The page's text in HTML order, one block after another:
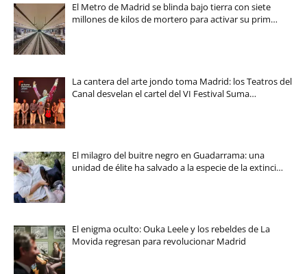
El Metro de Madrid se blinda bajo tierra con siete
millones de kilos de mortero para activar su prim…
La cantera del arte jondo toma Madrid: los Teatros del
Canal desvelan el cartel del VI Festival Suma…
El milagro del buitre negro en Guadarrama: una
unidad de élite ha salvado a la especie de la extinci…
El enigma oculto: Ouka Leele y los rebeldes de La
Movida regresan para revolucionar Madrid